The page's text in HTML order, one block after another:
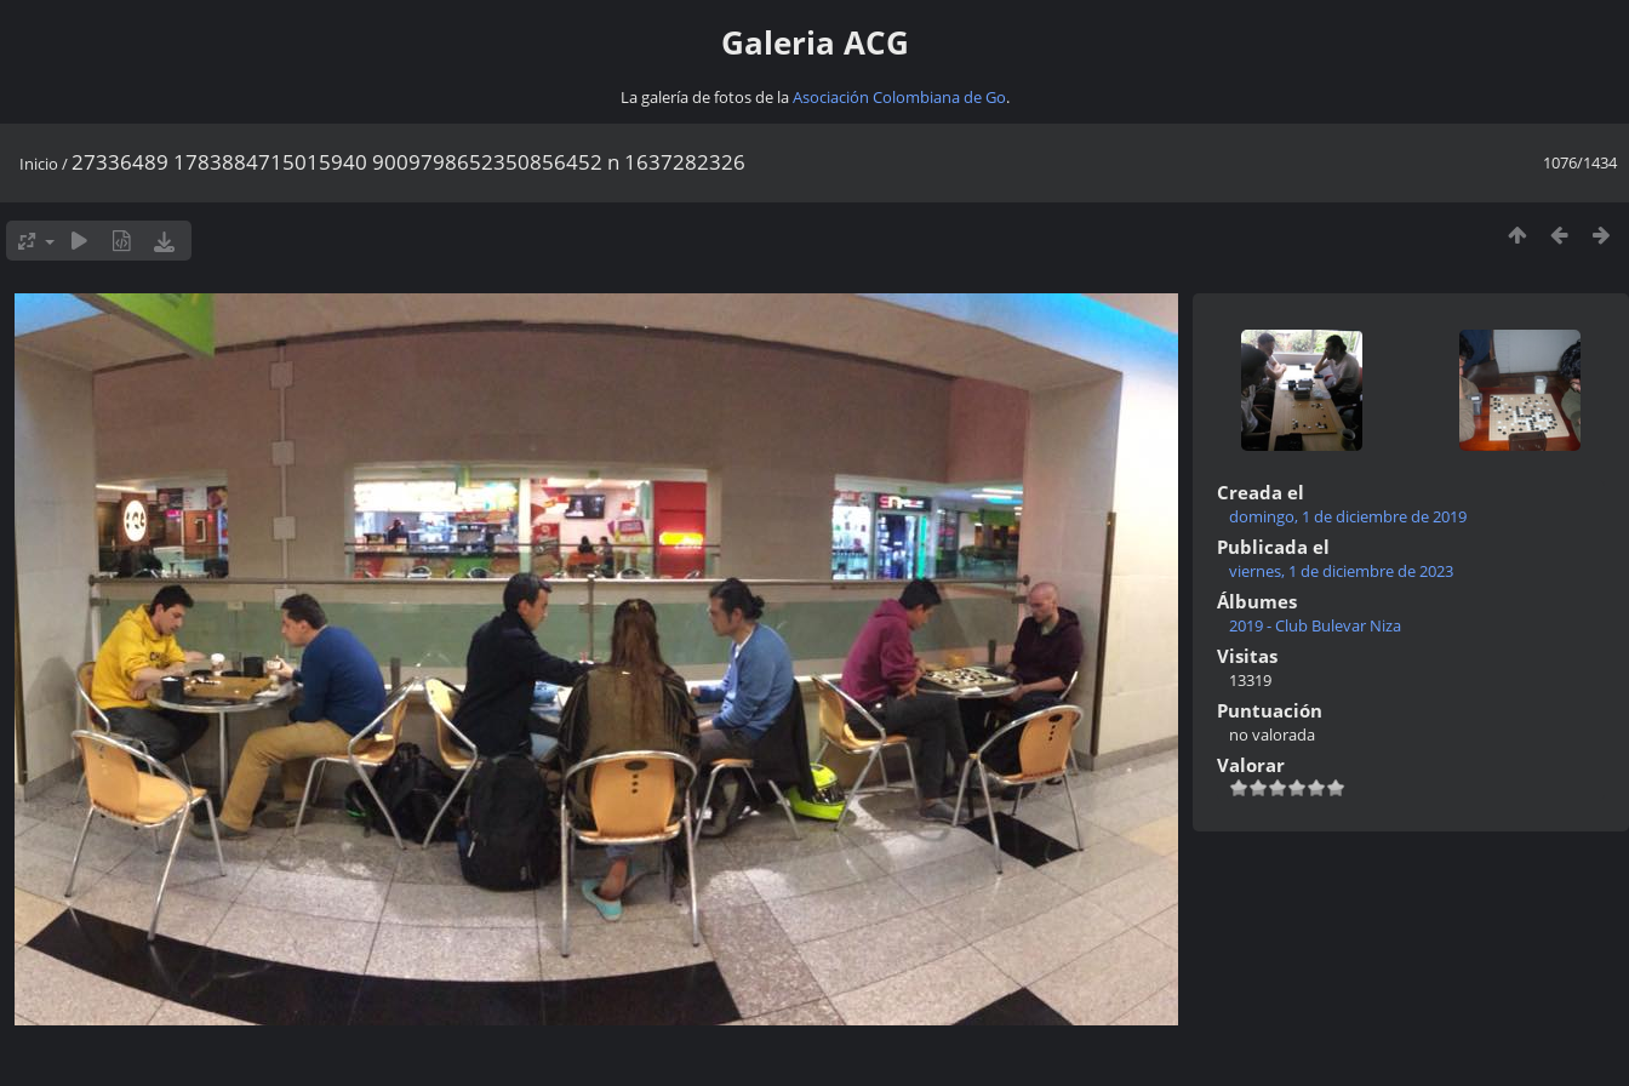
Galeria ACG
La galería de fotos de laAsociación Colombiana de Go.
1076/1434
Inicio /27336489 1783884715015940 9009798652350856452 n 1637282326
Creada el
domingo, 1 de diciembre de 2019
Publicada el
viernes, 1 de diciembre de 2023
Álbumes
2019 - Club Bulevar Niza
Visitas
13319
Puntuación
no valorada
Valorar